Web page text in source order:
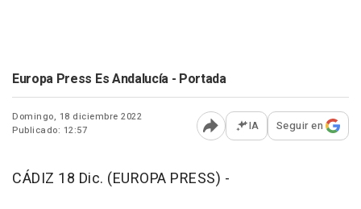
Europa Press Es Andalucía - Portada
Domingo, 18 diciembre 2022
Publicado: 12:57
Abrir opciones para
IA Seguir en
CÁDIZ 18 Dic. (EUROPA PRESS) -